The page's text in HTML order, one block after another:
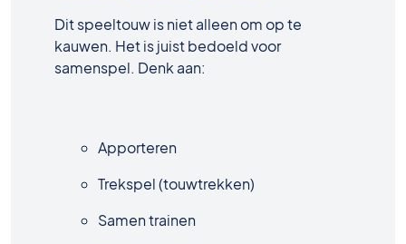
Dit speeltouw is niet alleen om op te
kauwen. Het is juist bedoeld voor
samenspel. Denk aan:
Apporteren
Trekspel (touwtrekken)
Samen trainen